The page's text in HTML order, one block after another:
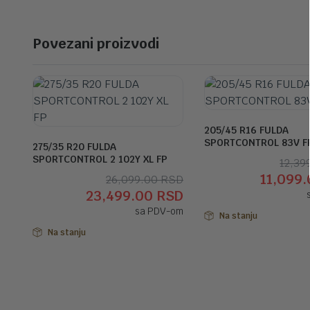
Povezani proizvodi
275/35 R20 FULDA
SPORTCONTROL 2 102Y XL FP
26,099.00RSDOriginalna
cena
je
23,499.00 RSD
Trenutna
cena
je:
sa PDV-om
Na stanju
205/45 R16 FULDA
SPORTCONTROL 83V FP
Na stanju